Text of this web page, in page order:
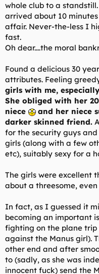
whole club to a
arrived about 10
affair. Never-the-less I
fast.
Oh dear....the moral
Found a delicious 30
attributes. Feeling
girls with me,
She obliged with her
niece
and her niece
darker skinned friend.
for the security guys
girls (along with a few
etc), suitably sexy for a
The girls were excellent
about a threesome,
In fact, as I guessed it
becoming an important
fighting on the plane
against the Manus girl).
other end and after
to (sadly, as she was
innocent fuck) send the